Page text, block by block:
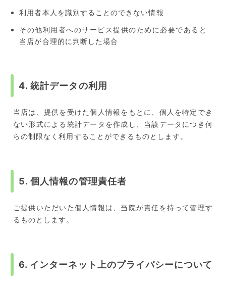
利用者本人を識別することのできない情報
その他利用者へのサービス提供のために必要であると
当店が合理的に判断した場合
4. 統計データの利用
当店は、提供を受けた個人情報をもとに、個人を特定でき
ない形式による統計データを作成し、当該データにつき何
らの制限なく利用することができるものとします。
5. 個人情報の管理責任者
ご提供いただいた個人情報は、当院が責任を持って管理す
るものとします。
6. インターネット上のプライバシーについて